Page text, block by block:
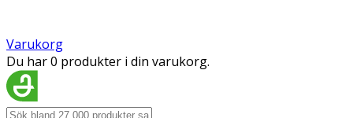
Varukorg
Du har 0 produkter i din varukorg.